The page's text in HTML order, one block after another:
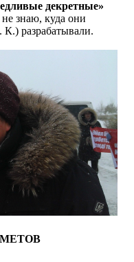
декретные»
знаю, куда они
К.) разрабатывали.